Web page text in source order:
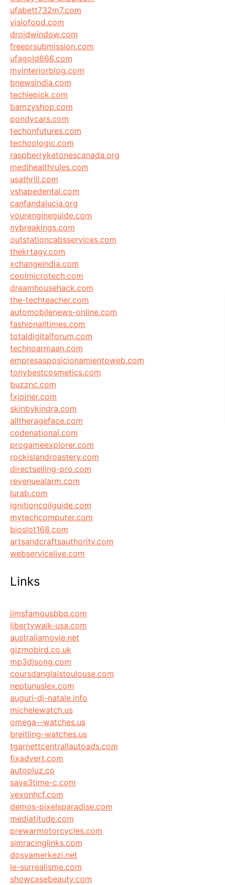
ufabett732m7.com
visiofood.com
droidwindow.com
freeprsubmission.com
ufagold666.com
myinteriorblog.com
bnewsindia.com
techiepick.com
bamzyshop.com
pondycars.com
techonfutures.com
techoologic.com
raspberryketonescanada.org
medihealthrules.com
usathrill.com
vshapedental.com
canfandalucia.org
yourengineguide.com
nybreakings.com
outstationcabsservices.com
thekrtagy.com
xchangeindia.com
coolmicrotech.com
dreamhousehack.com
the-techteacher.com
automobilenews-online.com
fashionalltimes.com
totaldigitalforum.com
technoarmaan.com
empresasposicionamientoweb.com
tonybestcosmetics.com
buzznc.com
fxjoiner.com
skinbykindra.com
alltherageface.com
codenational.com
progameexplorer.com
rockislandroastery.com
directselling-pro.com
revenuealarm.com
lurab.com
ignitioncoilguide.com
mytechcomputer.com
bioslot168.com
artsandcraftsauthority.com
webservicelive.com
Links
jimsfamousbbq.com
libertywalk-usa.com
australiamovie.net
gizmobird.co.uk
mp3djsong.com
coursdanglaistoulouse.com
neptunuslex.com
auguri-di-natale.info
michelewatch.us
omega--watches.us
breitling-watches.us
tgarnettcentrallautoads.com
fixadvert.com
autopluz.co
save3time-c.com
vexonhcf.com
demos-pixelsparadise.com
mediatitude.com
prewarmotorcycles.com
simracinglinks.com
dosyamerkezi.net
le-surrealisme.com
showcasebeauty.com